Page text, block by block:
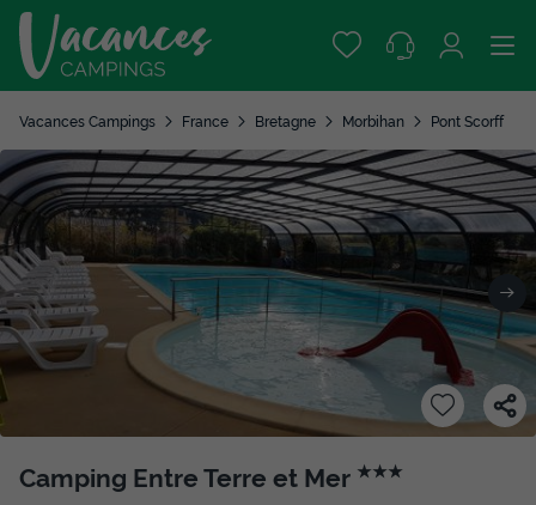
Vacances Campings France Bretagne Morbihan Pont Scorff
Camping Entre Terre et Mer ★★★